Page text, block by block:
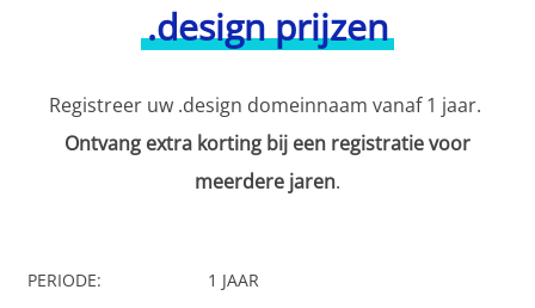
.design prijzen
Registreer uw .design domeinnaam vanaf 1 jaar.
Ontvang extra korting bij een registratie voor
meerdere jaren.
PERIODE: 1 JAAR